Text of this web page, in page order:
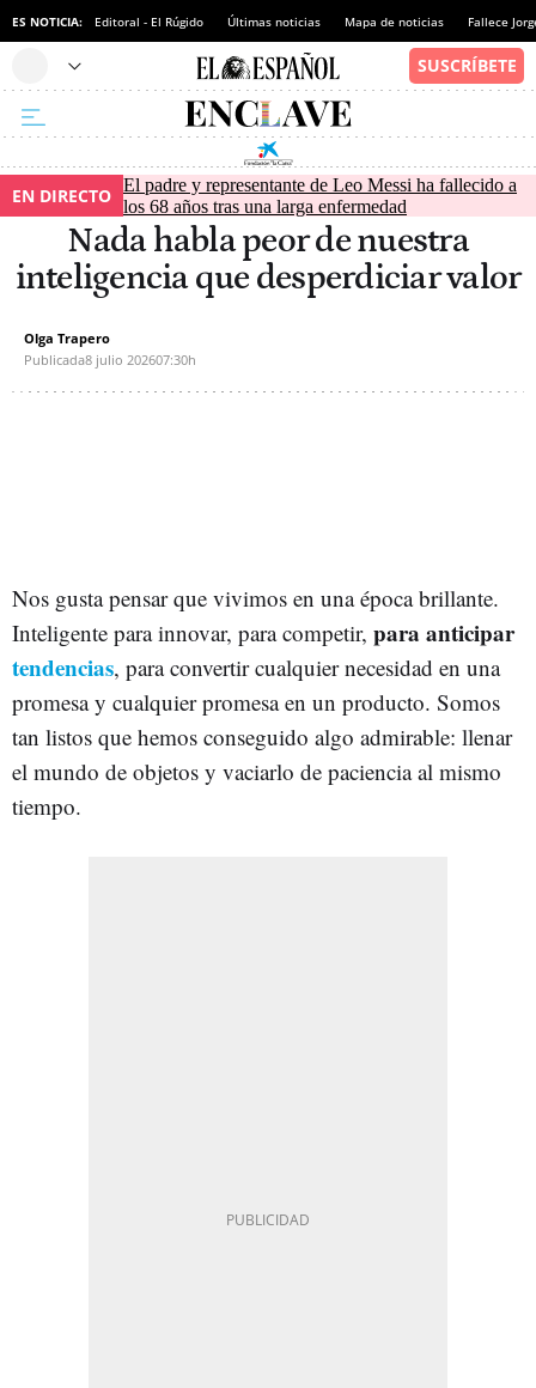
ES NOTICIA: Editoral - El Rúgido Últimas noticias Mapa de noticias Fallece
EN DIRECTO El padre y representante de Leo Messi ha fallecido a
los 68 años tras una larga enfermedad
Nada habla peor de nuestra
inteligencia que desperdiciar valor
Olga Trapero
Publicada8 julio 202607:30h
Nos gusta pensar que vivimos en una época brillante.
Inteligente para innovar, para competir, para anticipar
tendencias, para convertir cualquier necesidad en una
promesa y cualquier promesa en un producto. Somos
tan listos que hemos conseguido algo admirable: llenar
el mundo de objetos y vaciarlo de paciencia al mismo
tiempo.